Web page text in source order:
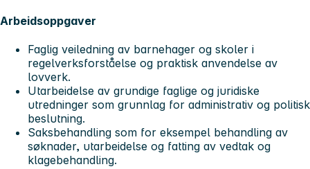
Arbeidsoppgaver
Faglig veiledning av barnehager og skoler i
regelverksforståelse og praktisk anvendelse av
lovverk.
Utarbeidelse av grundige faglige og juridiske
utredninger som grunnlag for administrativ og politisk
beslutning.
Saksbehandling som for eksempel behandling av
søknader, utarbeidelse og fatting av vedtak og
klagebehandling.